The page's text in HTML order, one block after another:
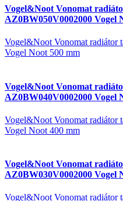
Vogel&Noot Vonomat
AZ0BW050V0002000 Vogel
Vogel&Noot Vonomat
Vogel Noot 500 mm
Vogel&Noot Vonomat
AZ0BW040V0002000 Vogel
Vogel&Noot Vonomat
Vogel Noot 400 mm
Vogel&Noot Vonomat
AZ0BW030V0002000 Vogel
Vogel&Noot Vonomat